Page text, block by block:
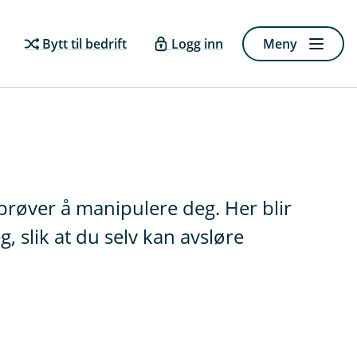
Bytt til bedrift Logg inn Meny
å manipulere deg. Her blir
slik at du selv kan avsløre